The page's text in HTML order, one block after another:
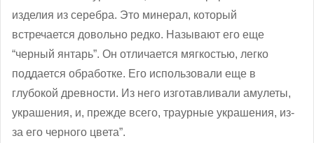
изделия из серебра. Это минерал, который
встречается довольно редко. Называют его еще
“черный янтарь”. Он отличается мягкостью, легко
поддается обработке. Его использовали еще в
глубокой древности. Из него изготавливали амулеты,
украшения, и, прежде всего, траурные украшения, из-
за его черного цвета”.